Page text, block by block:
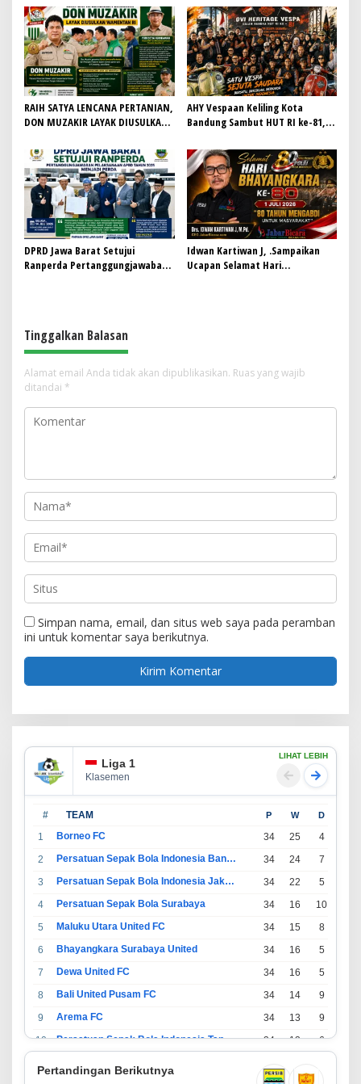
Khidmat, Siapkan Lulusan
Berdaya Saing dan Berintegritas
Redaksi Demi Jurnalisme
Bermartabat
RAIH SATYA LENCANA PERTANIAN,
DON MUZAKIR LAYAK DIUSULKAN
AHY Vespaan Keliling Kota
Bandung Sambut HUT RI ke-81,
Kemanusiaan
DPRD Jawa Barat Setujui
Ranperda Pertanggungjawaban
Idwan Kartiwan J, .Sampaikan
Ucapan Selamat Hari
Tinggalkan Balasan
Alamat email Anda tidak akan dipublikasikan. Ruas yang wajib
ditandai *
Simpan nama, email, dan situs web saya pada peramban
ini untuk komentar saya berikutnya.
Liga 1
Klasemen
LIHAT LEBIH
# TEAM P W D
1 Borneo FC 34 25 4
2
Persatuan Sepak Bola Indonesia Bandung 34 24 7
3
Persatuan Sepak Bola Indonesia Jakarta 34 22 5
4
Persatuan Sepak Bola Surabaya 34 16 10
5
Maluku Utara United FC 34 15 8
6
Bhayangkara Surabaya United 34 16 5
7
Dewa United FC 34 16 5
8
Bali United Pusam FC 34 14 9
9
Arema FC 34 13 9
10
Persatuan Sepak Bola Indonesia Tangerang 34 13 6
Pertandingan Berikutnya